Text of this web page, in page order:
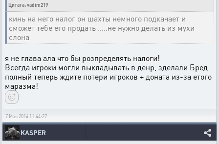
Цитата: vadim219
кинь на него налог он шахты немного подкачает и
сможет тебе его продать .....не нужно делать из мухи
слона
я не глава ала что бы розпределять налоги!
Всегда игроки могли выкладывать в денр, зделали Бред
полный теперь ждите потери игроков + доната из-за етого
маразма!
7 Мая 2014 11:44:27
KASPER